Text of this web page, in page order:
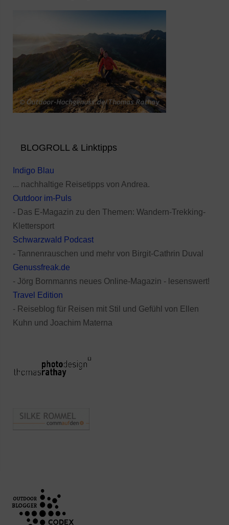
BLOGROLL & Linktipps
Indigo Blau
... nachhaltige Reisetipps von Andrea.
Outdoor im-Puls
- Das E-Magazin zu den Themen: Wandern-Trekking-
Klettersport
Schwarzwald Podcast
- Tannenrauschen und mehr von Birgit-Cathrin Duval
Genussfreak.de
- Jörg Bornmanns neues Online-Magazin - lesenswert!
Travel Edition
- Reiseblog für Reisen mit Stil und Gefühl von Ellen
Kuhn und Joachim Materna